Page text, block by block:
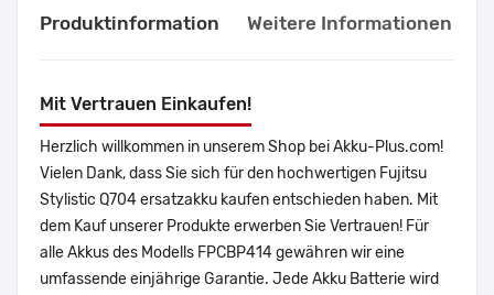
Produktinformation Weitere Informationen
Mit Vertrauen Einkaufen!
Herzlich willkommen in unserem Shop bei Akku-Plus.com!
Vielen Dank, dass Sie sich für den hochwertigen Fujitsu
Stylistic Q704 ersatzakku kaufen entschieden haben. Mit
dem Kauf unserer Produkte erwerben Sie Vertrauen! Für
alle Akkus des Modells FPCBP414 gewähren wir eine
umfassende einjährige Garantie. Jede Akku Batterie wird